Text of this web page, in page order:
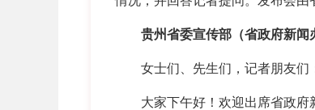
贵州省委宣传部（省政府新闻
女士们、先生们，记者朋友们
大家下午好！欢迎出席省政府